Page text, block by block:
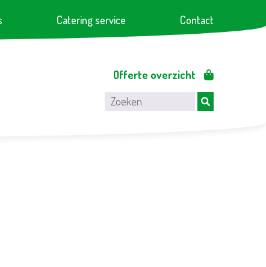
Catering service Contact
Offerte overzicht